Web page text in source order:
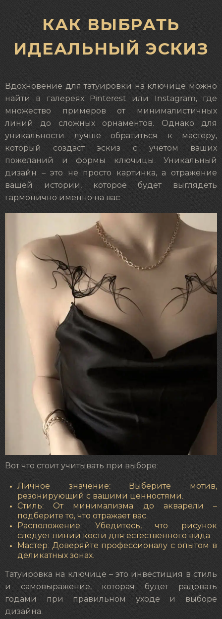
КАК ВЫБРАТЬ
ИДЕАЛЬНЫЙ ЭСКИЗ
Вдохновение для татуировки на ключице можно
найти в галереях Pinterest или Instagram, где
множество примеров от минималистичных
линий до сложных орнаментов. Однако для
уникальности лучше обратиться к мастеру,
который создаст эскиз с учетом ваших
пожеланий и формы ключицы. Уникальный
дизайн – это не просто картинка, а отражение
вашей истории, которое будет выглядеть
гармонично именно на вас.
Вот что стоит учитывать при выборе:
Личное значение: Выберите мотив,
резонирующий с вашими ценностями.
Стиль: От минимализма до акварели –
подберите то, что отражает вас.
Расположение: Убедитесь, что рисунок
следует линии кости для естественного вида.
Мастер: Доверяйте профессионалу с опытом в
деликатных зонах.
Татуировка на ключице – это инвестиция в стиль
и самовыражение, которая будет радовать
годами при правильном уходе и выборе
дизайна.